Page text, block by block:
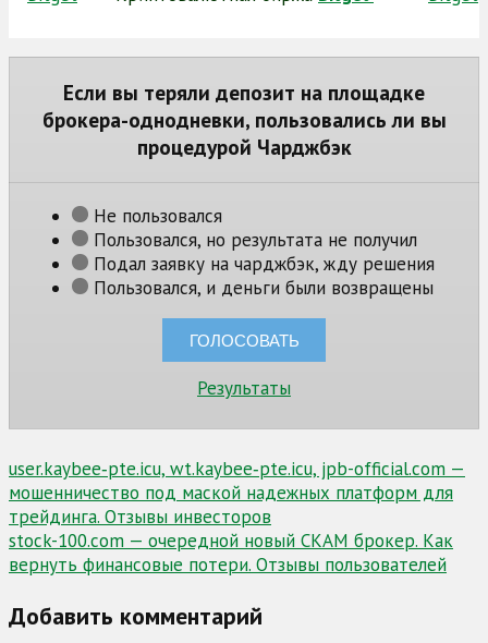
Если вы теряли депозит на площадке
брокера-однодневки, пользовались ли вы
процедурой Чарджбэк
Не пользовался
Пользовался, но результата не получил
Подал заявку на чарджбэк, жду решения
Пользовался, и деньги были возвращены
Результаты
Навигация
по
записям
user.kaybee‑pte.icu, wt.kaybee‑pte.icu, jpb-official.com —
мошенничество под маской надежных платформ для
трейдинга. Отзывы инвесторов
stock-100.com — очередной новый СКАМ брокер. Как
вернуть финансовые потери. Отзывы пользователей
Добавить комментарий